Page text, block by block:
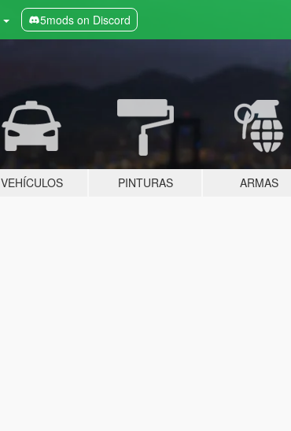
5mods on Discord
VEHÍCULOS PINTURAS ARMAS